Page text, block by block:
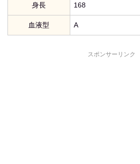
身長 168
血液型 A
スポンサーリンク